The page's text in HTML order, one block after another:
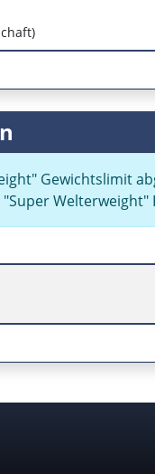
Gewichtslimit
Super Welterweight